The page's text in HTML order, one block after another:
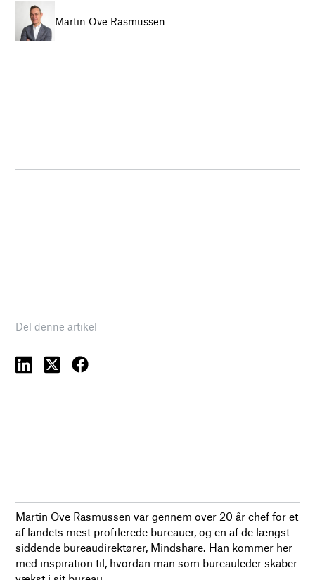
Martin Ove Rasmussen
Del denne artikel
Martin Ove Rasmussen var gennem over 20 år chef for et
af landets mest profilerede bureauer, og en af de længst
siddende bureaudirektører, Mindshare. Han kommer her
med inspiration til, hvordan man som bureauleder skaber